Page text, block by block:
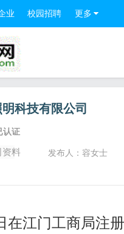
业 校园招聘 更多
科技有限公司
认证
资料 发布人：容女士
在江门工商局注